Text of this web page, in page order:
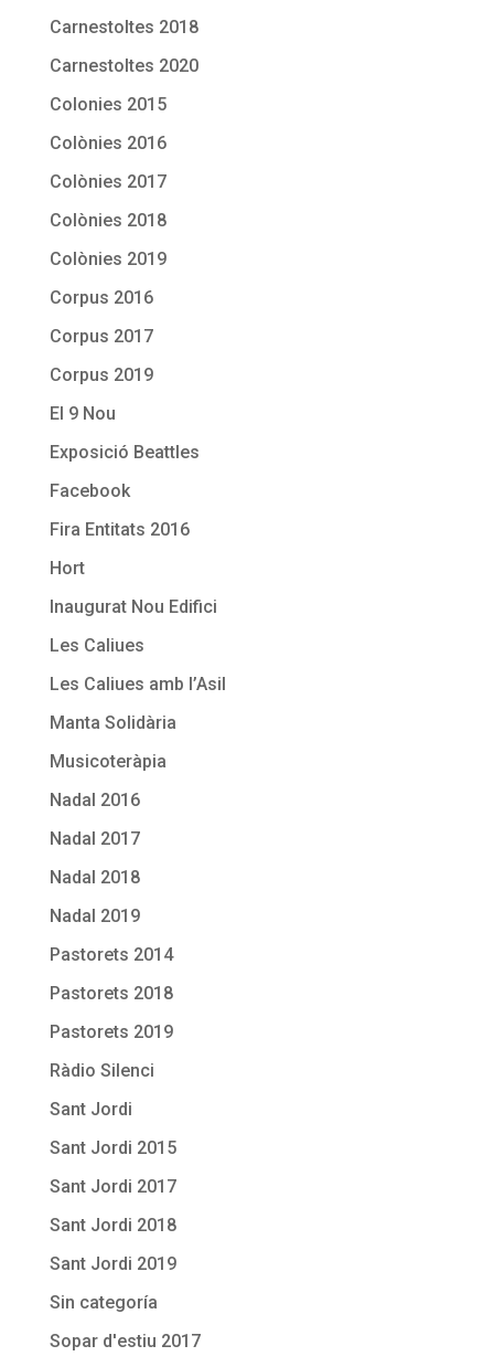
Carnestoltes 2018
Carnestoltes 2020
Colonies 2015
Colònies 2016
Colònies 2017
Colònies 2018
Colònies 2019
Corpus 2016
Corpus 2017
Corpus 2019
El 9 Nou
Exposició Beattles
Facebook
Fira Entitats 2016
Hort
Inaugurat Nou Edifici
Les Caliues
Les Caliues amb l’Asil
Manta Solidària
Musicoteràpia
Nadal 2016
Nadal 2017
Nadal 2018
Nadal 2019
Pastorets 2014
Pastorets 2018
Pastorets 2019
Ràdio Silenci
Sant Jordi
Sant Jordi 2015
Sant Jordi 2017
Sant Jordi 2018
Sant Jordi 2019
Sin categoría
Sopar d'estiu 2017